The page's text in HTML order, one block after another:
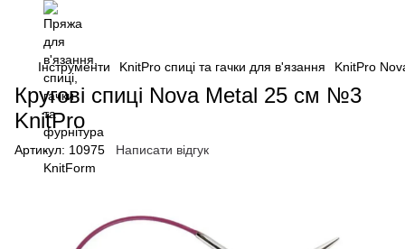
Інструменти KnitPro спиці та гачки для в'язання KnitPro
Кругові спиці Nova Metal 25 см №3
KnitPro
Артикул: 10975 Написати відгук